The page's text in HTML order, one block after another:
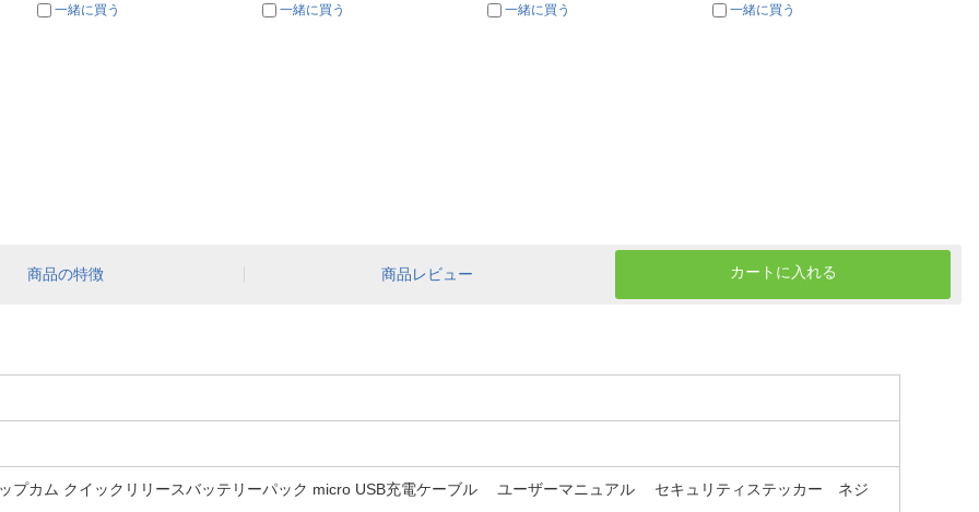
一緒に買う 一緒に買う 一緒に買う 一緒に買う
カートに入れる
商品の特徴 商品レビュー
プカム クイックリリースバッテリーパック micro USB充電ケーブル ユーザーマニュアル セキュリティステッカー ネジ